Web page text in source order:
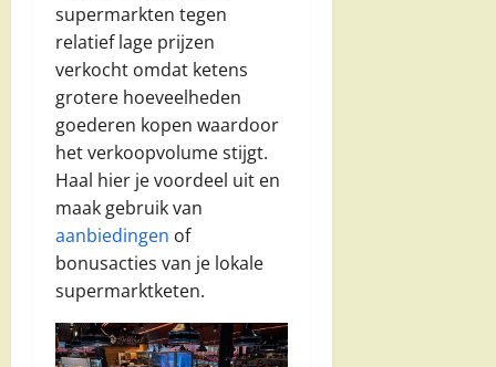
supermarkten tegen
relatief lage prijzen
verkocht omdat ketens
grotere hoeveelheden
goederen kopen waardoor
het verkoopvolume stijgt.
Haal hier je voordeel uit en
maak gebruik van
aanbiedingen of
bonusacties van je lokale
supermarktketen.